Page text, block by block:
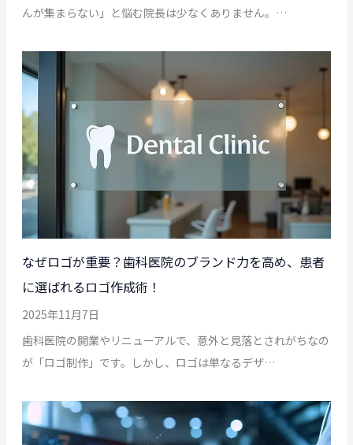
んが集まらない」と悩む院長は少なくありません。…
なぜロゴが重要？歯科医院のブランド力を高め、患者
に選ばれるロゴ作成術！
2025年11月7日
歯科医院の開業やリニューアルで、意外と見落とされがちなの
が「ロゴ制作」です。しかし、ロゴは単なるデザ…